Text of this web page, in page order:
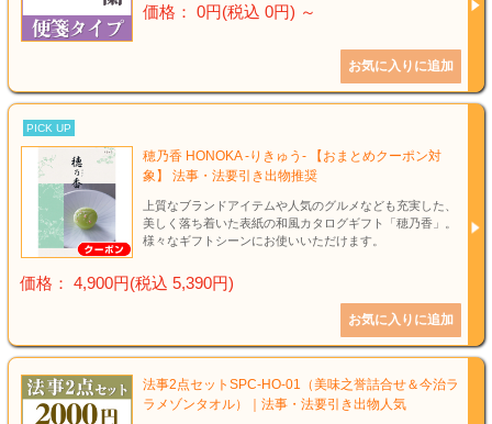
プレゼント
長寿のお祝い
各種記念品
カタログ
その他
価格： 0円(税込 0円) ～
PICK UP
穂乃香 HONOKA -りきゅう- 【おまとめクーポン対
象】 法事・法要引き出物推奨
上質なブランドアイテムや人気のグルメなども充実した、
美しく落ち着いた表紙の和風カタログギフト「穂乃香」。
様々なギフトシーンにお使いいただけます。
価格： 4,900円(税込 5,390円)
法事2点セットSPC-HO-01（美味之誉詰合せ＆今治ラ
ラメゾンタオル）｜法事・法要引き出物人気